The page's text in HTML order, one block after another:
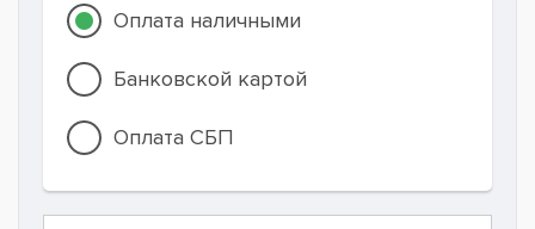
Оплата наличными
Банковской картой
Оплата СБП